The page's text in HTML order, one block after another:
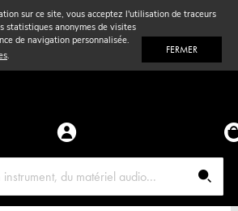
sur ce site, vous acceptez l'utilisation de traceurs
statistiques anonymes de visites
de navigation personnalisée.
. FERMER